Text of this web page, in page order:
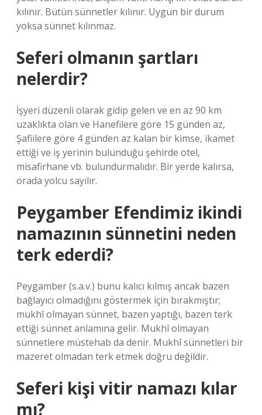
kılınır. Bütün sünnetler kılınır. Uygun bir durum
yoksa sünnet kılınmaz.
Seferi olmanın şartları
nelerdir?
İşyeri düzenli olarak gidip gelen ve en az 90 km
uzaklıkta olan ve Hanefilere göre 15 günden az,
Şafiilere göre 4 günden az kalan bir kimse, ikamet
ettiği ve iş yerinin bulunduğu şehirde otel,
misafirhane vb. bulundurmalıdır. Bir yerde kalırsa,
orada yolcu sayılır.
Peygamber Efendimiz ikindi
namazının sünnetini neden
terk ederdi?
Peygamber (s.a.v.) bunu kalıcı kılmış ancak bazen
bağlayıcı olmadığını göstermek için bırakmıştır;
mukhî olmayan sünnet, bazen yaptığı, bazen terk
ettiği sünnet anlamına gelir. Mukhî olmayan
sünnetlere müstehab da denir. Mukhî sünnetleri bir
mazeret olmadan terk etmek doğru değildir.
Seferi kişi vitir namazı kılar
mı?